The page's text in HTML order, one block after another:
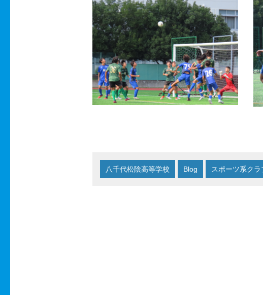
八千代松陰高等学校 Blog スポーツ系クラ